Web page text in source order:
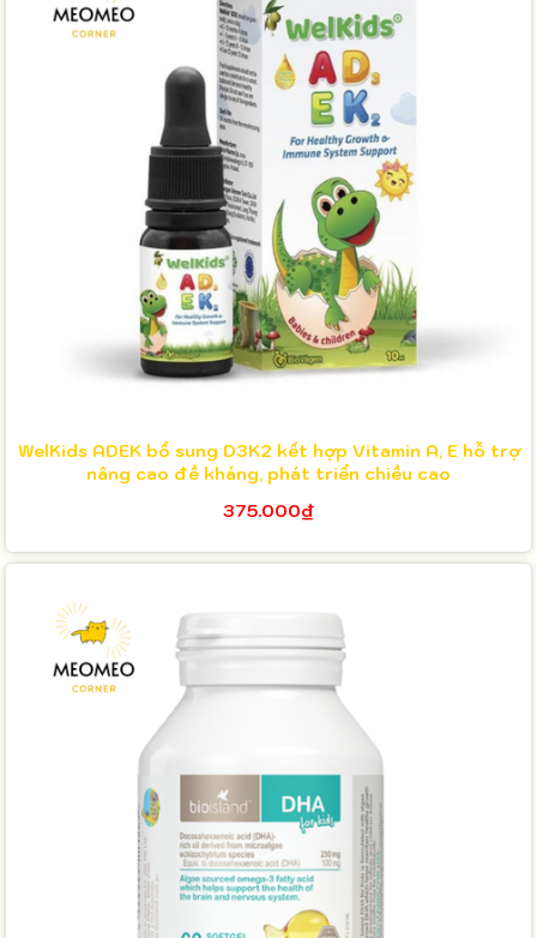
WelKids ADEK bổ sung D3K2 kết hợp Vitamin A, E hỗ trợ
nâng cao đề kháng, phát triển chiều cao
375.000₫